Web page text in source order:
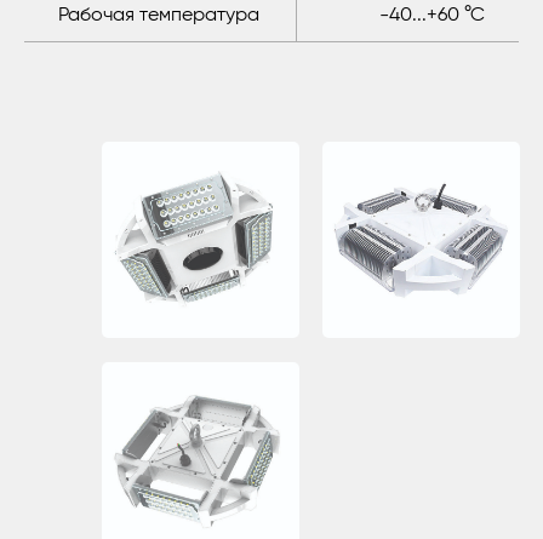
Рабочая температура -40...+60 °C